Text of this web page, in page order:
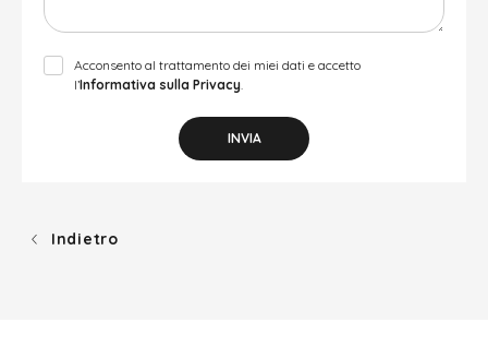
Acconsento al trattamento dei miei dati e accetto
l’Informativa sulla Privacy
INVIA
Indietro